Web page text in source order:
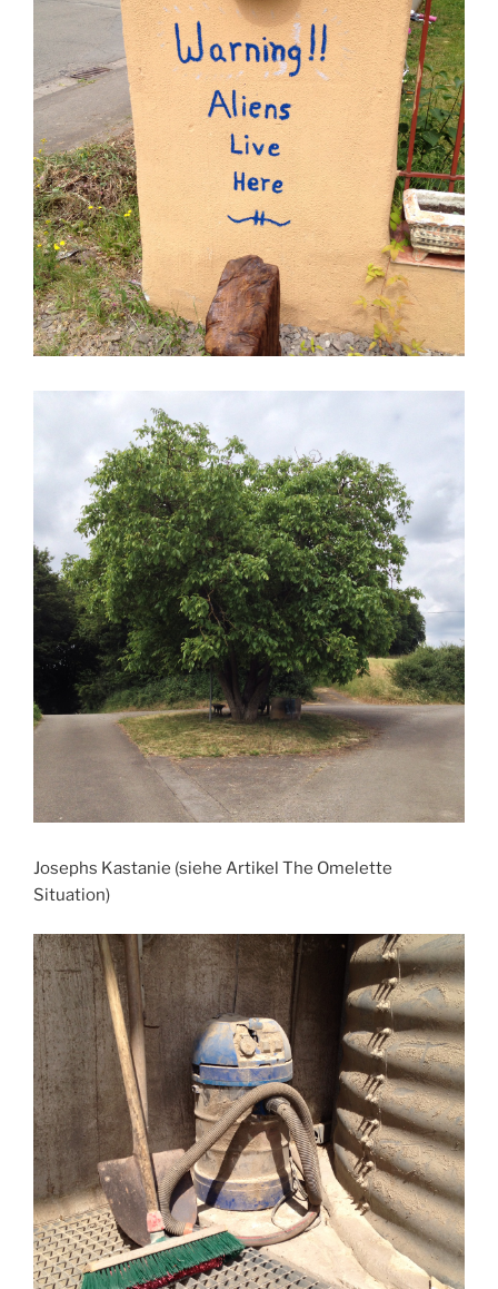
Josephs Kastanie (siehe Artikel The Omelette
Situation)